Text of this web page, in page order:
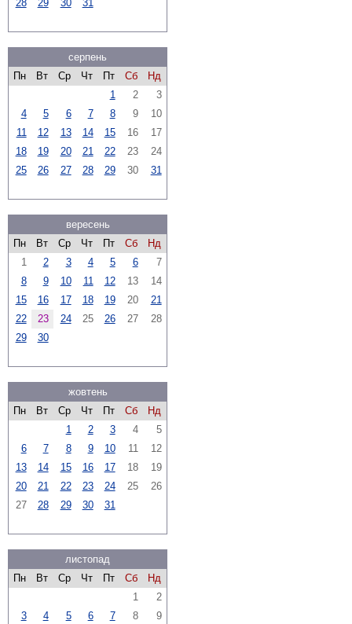
28 29 30 31
серпень
Пн
Вт Ср Чт Пт Сб
Нд
1
2
3
4
5 6 7 8 9
10
11
12 13 14 15 16
17
18
19 20 21 22 23
24
25
26 27 28 29 30 31
вересень
Пн
Вт Ср Чт Пт Сб
Нд
1
2 3 4 5 6
7
8
9 10 11 12 13
14
15
16 17 18 19 20
21
22
23 24 25 26 27
28
29
30
жовтень
Пн
Вт Ср Чт Пт Сб
Нд
1
2 3 4
5
6
7 8 9 10 11
12
13
14 15 16 17 18
19
20
21 22 23 24 25
26
27
28 29 30 31
листопад
Пн
Вт Ср Чт Пт Сб
Нд
1
2
3
4 5 6 7 8
9